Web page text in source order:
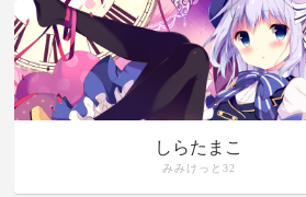
しらたまこ
みみけっと32